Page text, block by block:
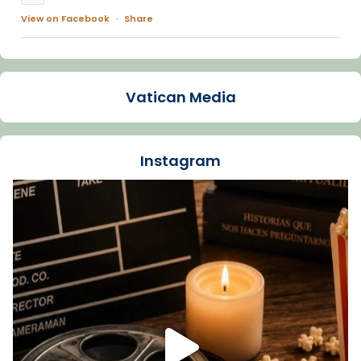
View on Facebook · Share
Arquebisbat de Barcelona
La Carmina va patir depressió. Fa gairebé
dos mesos, a l'Estadi Lluís Companys, la
Recupera l'entrevista comp
Vatican
tican News 👇
www.vaticannews.va/es/iglesia/news/2026-
07/carmina-historia-depresion-papa-viaje-
espana-testimoni...
Foto
View on Facebook · Share
Vatican Media
Instagram